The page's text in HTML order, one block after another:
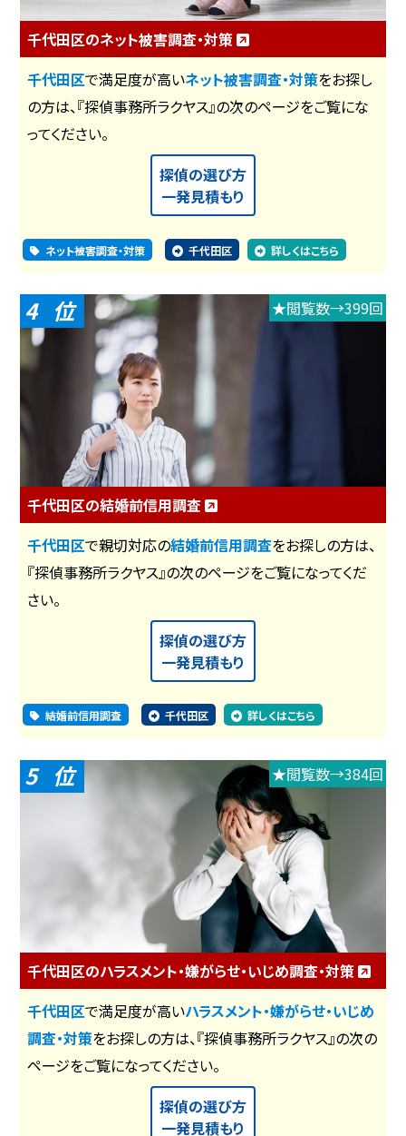
千代田区のネット被害調査・対策
千代田区で満足度が高いネット被害調査・対策をお探し
の方は、『探偵事務所ラクヤス』の次のページをご覧にな
ってください。
探偵の選び方
一発見積もり
ネット被害調査・対策 千代田区 詳しくはこちら
4 ★閲覧数→399回
千代田区の結婚前信用調査
千代田区で親切対応の結婚前信用調査をお探しの方は、
『探偵事務所ラクヤス』の次のページをご覧になってくだ
さい。
探偵の選び方
一発見積もり
結婚前信用調査 千代田区 詳しくはこちら
5 ★閲覧数→384回
千代田区のハラスメント・嫌がらせ・いじめ調査・対策
千代田区で満足度が高いハラスメント・嫌がらせ・いじめ
調査・対策をお探しの方は、『探偵事務所ラクヤス』の次の
ページをご覧になってください。
探偵の選び方
一発見積もり